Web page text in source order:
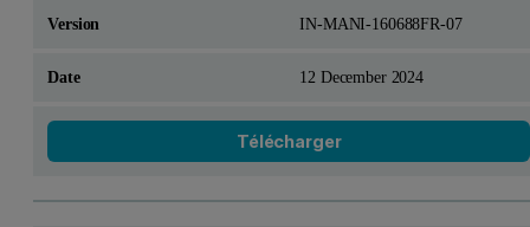
IN-MANI-160688FR-07
12 December 2024
Télécharger